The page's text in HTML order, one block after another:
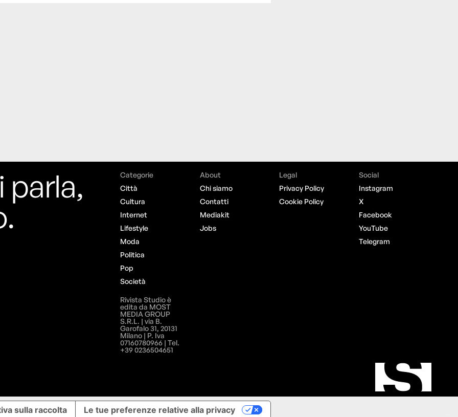
parla,
Categorie
Città
Cultura
Internet
Lifestyle
Moda
Politica
Pop
Società
About
Chi siamo
Contatti
Mediakit
Jobs
Legal
Privacy Policy
Cookie Policy
Social
Instagram
X
Facebook
YouTube
Telegram
Rivista Studio è
edita da MOST
MEDIA GROUP
S.R.L. | via B.
Garofalo 31, 20131
Milano | P. Iva
07160780966 | Tel.
+39 0236504651
sulla raccolta Le tue preferenze relative alla privacy